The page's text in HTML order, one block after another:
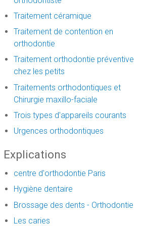
Traitement céramique
Traitement de contention en
orthodontie
Traitement orthodontie préventive
chez les petits
Traitements orthodontiques et
Chirurgie maxillo-faciale
Trois types d'appareils courants
Urgences orthodontiques
Explications
centre d'orthodontie Paris
Hygiène dentaire
Brossage des dents - Orthodontie
Les caries